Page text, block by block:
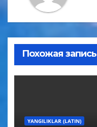
Похожая запись
YANGILIKLAR (LATIN)